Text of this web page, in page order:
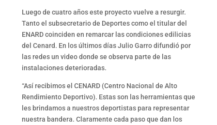
Luego de cuatro años este proyecto vuelve a resurgir.
Tanto el subsecretario de Deportes como el titular del
ENARD coinciden en remarcar las condiciones edilicias
del Cenard. En los últimos días Julio Garro difundió por
las redes un video donde se observa parte de las
instalaciones deterioradas.
“Así recibimos el CENARD (Centro Nacional de Alto
Rendimiento Deportivo). Estas son las herramientas que
les brindamos a nuestros deportistas para representar
nuestra bandera. Claramente cada paso que dan los